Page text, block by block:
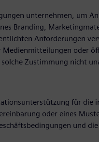
unternehmen, um
Branding,
Anforderungen
oder
Zustimmung nicht
für die
oder eines
und